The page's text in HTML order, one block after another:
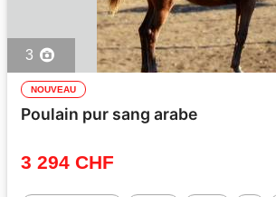
3
NOUVEAU
Poulain pur sang arabe
3 294 CHF